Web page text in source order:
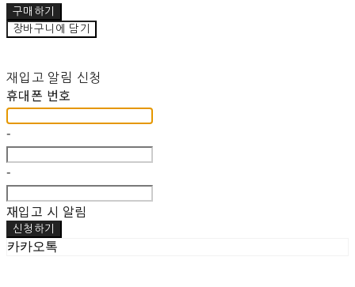
구매하기
장바구니에 담기
재입고 알림 신청
휴대폰 번호
-
-
재입고 시 알림
신청하기
카카오톡